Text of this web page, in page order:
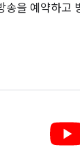
송을 예약하고